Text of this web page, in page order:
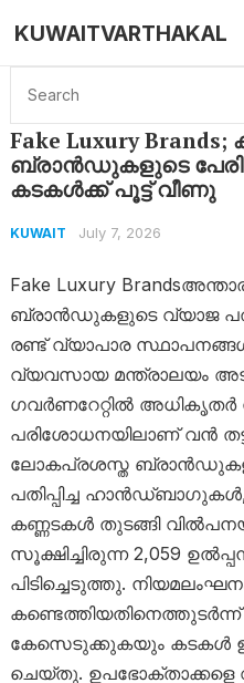
KUWAITVARTHAKAL
Home Kuwait Fake Luxury Brands;
Fake Luxury
ബ്രാൻഡുകളുടെ പേരിൽ
കടകൾക്ക് പൂട്ട് വീണു
KUWAIT July 7, 2026
Fake Luxury
ബ്രാൻഡുകളുടെ വ്യാജ
രണ്ട് വ്യാപാര
വ്യവസായ മന്ത്രാലയം
ഗവർണറേറ്റിൽ അധികൃതർ
പരിശോധനയിലാണ് വൻ
ലോകപ്രശസ്ത
പതിപ്പിച്ച
കണ്ണടകൾ തുടങ്ങി
സൂക്ഷിച്ചിരുന്ന 2,059
പിടിച്ചെടുത്തു.
കേസെടുക്കുകയും കടകൾ
ചെയ്തു. ഉപഭോക്താക്കളെ